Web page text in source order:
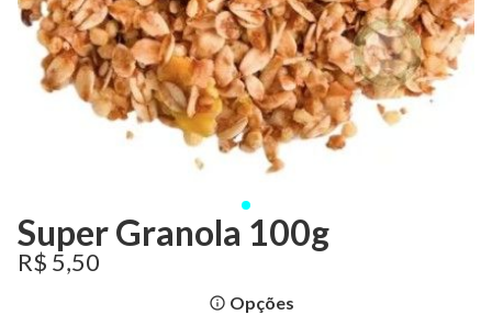
Super Granola 100g
R$ 5,50
info_outline Opções